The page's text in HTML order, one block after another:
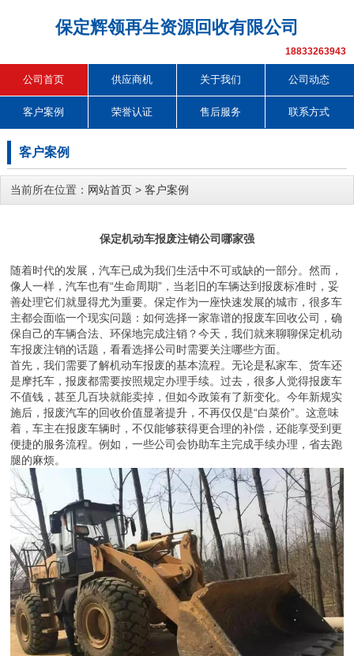
保定辉领再生资源回收有限公司
18833263943
公司首页 供应商机 关于我们 公司动态
客户案例 荣誉认证 售后服务 联系方式
客户案例
当前所在位置： 网站首页 > 客户案例
保定机动车报废注销公司哪家强
随着时代的发展，汽车已成为我们生活中不可或缺的一部分。然而，
像人一样，汽车也有“生命周期”，当老旧的车辆达到报废标准时，妥
善处理它们就显得尤为重要。保定作为一座快速发展的城市，很多车
主都会面临一个现实问题：如何选择一家靠谱的报废车回收公司，确
保自己的车辆合法、环保地完成注销？今天，我们就来聊聊保定机动
车报废注销的话题，看看选择公司时需要关注哪些方面。
首先，我们需要了解机动车报废的基本流程。无论是私家车、货车还
是摩托车，报废都需要按照规定办理手续。过去，很多人觉得报废车
不值钱，甚至几百块就能卖掉，但如今政策有了新变化。今年新规实
施后，报废汽车的回收价值显著提升，不再仅仅是“白菜价”。这意味
着，车主在报废车辆时，不仅能够获得更合理的补偿，还能享受到更
便捷的服务流程。例如，一些公司会协助车主完成手续办理，省去跑
腿的麻烦。